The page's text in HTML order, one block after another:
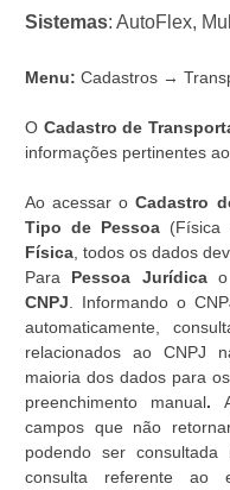
Sistemas: AutoFlex,
Menu: Cadastros →
O Cadastro de
informações pertinentes
Ao acessar oCadastro
Tipo de Pessoa (Física
Física , todos os dados
Para Pessoa Jurídicao
CNPJ . Informando o
automaticamente,
relacionados ao CNPJ
maioria dos dados para
preenchimento manual.
campos que não
podendo ser
consulta referente ao